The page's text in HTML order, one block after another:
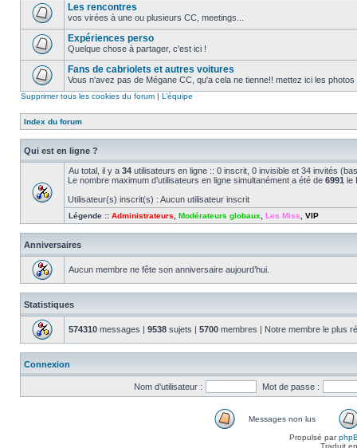
Les rencontres
vos virées à une ou plusieurs CC, meetings...
Expériences perso
Quelque chose à partager, c'est ici !
Fans de cabriolets et autres voitures
Vous n'avez pas de Mégane CC, qu'a cela ne tienne!! mettez ici les
Supprimer tous les cookies du forum | L’équipe
Index du forum
Qui est en ligne ?
Au total, il y a 34 utilisateurs en ligne :: 0 inscrit, 0 invisible et 34 invités
Le nombre maximum d’utilisateurs en ligne simultanément a été de 6991 le
Utilisateur(s) inscrit(s) : Aucun utilisateur inscrit
Légende :: Administrateurs Modérateurs globaux Les Miss VIP
Anniversaires
Aucun membre ne fête son anniversaire aujourd’hui.
Statistiques
574310 messages | 9538 sujets | 5700 membres | Notre membre le plus
Connexion
Nom d’utilisateur : Mot de passe :
Messages non lus
Propulsé par
Traduit